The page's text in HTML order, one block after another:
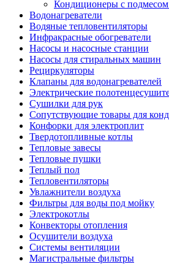
Кондиционеры с подмесом
Водонагреватели
Водяные тепловентиляторы
Инфракрасные обогреватели
Насосы и насосные станции
Насосы для стиральных машин
Рециркуляторы
Клапаны для водонагревателей
Электрические
Сушилки для рук
Сопутствующие товары для
Конфорки для электроплит
Твердотопливные котлы
Тепловые завесы
Тепловые пушки
Теплый пол
Тепловентиляторы
Увлажнители воздуха
Фильтры для воды под мойку
Электрокотлы
Конвекторы отопления
Осушители воздуха
Системы вентиляции
Магистральные фильтры